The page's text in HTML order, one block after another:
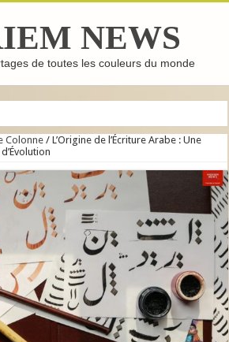
NEWS
de toutes les couleurs du monde
QUI FAIT LE TOUR DU MONDE
Colonne / L’Origine de l’Écriture Arabe : Une